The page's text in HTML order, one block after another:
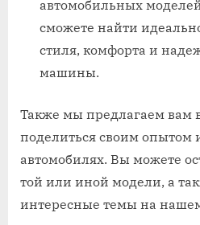
автомобильных
сможете найти
стиля, комфорта и
машины.
Также мы предлагаем вам
поделиться своим опытом
автомобилях. Вы можете
той или иной модели, а
интересные темы на